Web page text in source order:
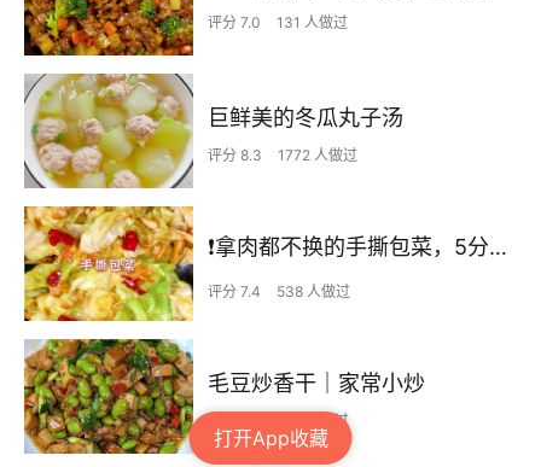
打开App收藏
评分 7.0 131 人做过
巨鲜美的冬瓜丸子汤
评分 8.3 1772 人做过
❗拿肉都不换的手撕包菜，5分钟快手家常菜🔥
评分 7.4 538 人做过
毛豆炒香干｜家常小炒
274 人做过